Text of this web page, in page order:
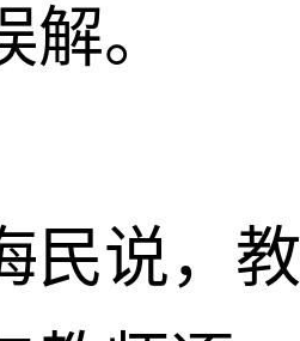
。
说，教